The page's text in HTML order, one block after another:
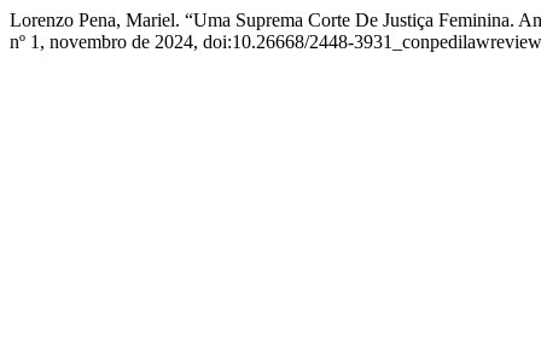
Lorenzo Pena, Mariel. “Uma Suprema Corte De Justiça Feminina.
nº 1, novembro de 2024, doi:10.26668/2448-